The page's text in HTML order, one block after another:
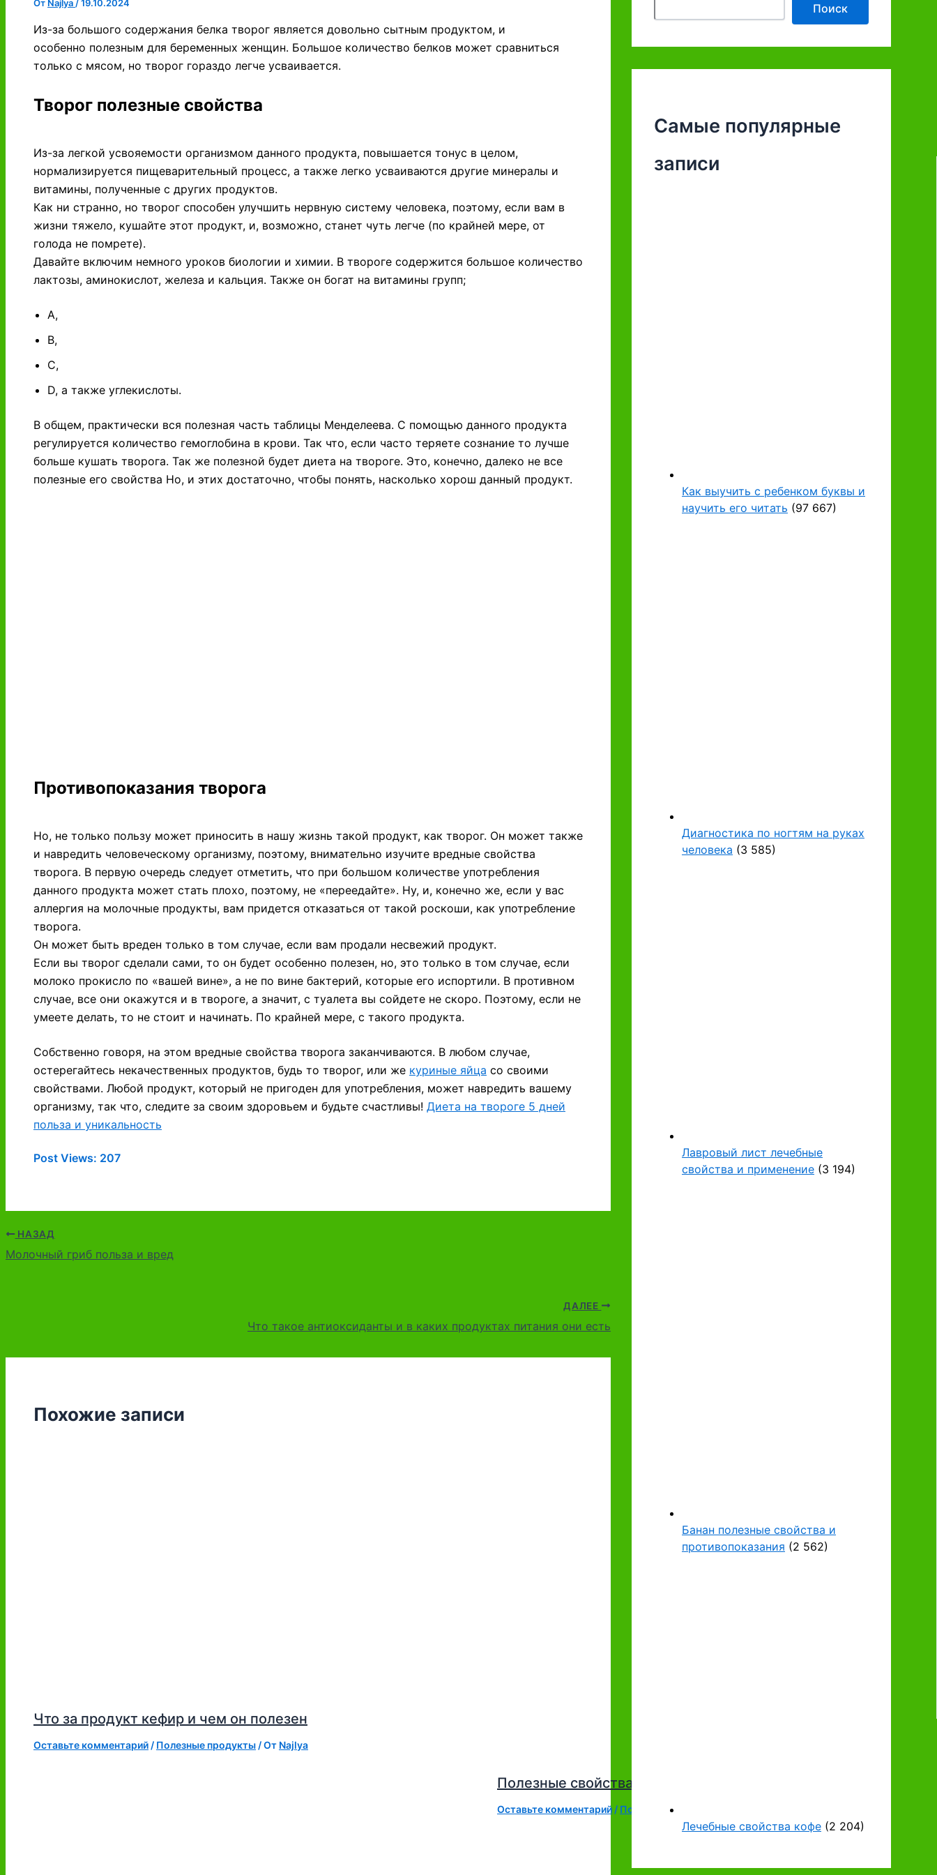
От Najlya /19.10.2024
Из-за большого содержания белка творог является довольно сытным продуктом, и
особенно полезным для беременных женщин. Большое количество белков может сравниться
только с мясом, но творог гораздо легче усваивается.
Творог полезные свойства
Из-за легкой усвояемости организмом данного продукта, повышается тонус в целом,
нормализируется пищеварительный процесс, а также легко усваиваются другие минералы и
витамины, полученные с других продуктов.
Как ни странно, но творог способен улучшить нервную систему человека, поэтому, если вам в
жизни тяжело, кушайте этот продукт, и, возможно, станет чуть легче (по крайней мере, от
голода не помрете).
Давайте включим немного уроков биологии и химии. В твороге содержится большое количество
лактозы, аминокислот, железа и кальция. Также он богат на витамины групп;
А,
В,
С,
D, а также углекислоты.
В общем, практически вся полезная часть таблицы Менделеева. С помощью данного продукта
регулируется количество гемоглобина в крови. Так что, если часто теряете сознание то лучше
больше кушать творога. Так же полезной будет диета на твороге. Это, конечно, далеко не все
полезные его свойства Но, и этих достаточно, чтобы понять, насколько хорош данный продукт.
Противопоказания творога
Но, не только пользу может приносить в нашу жизнь такой продукт, как творог. Он может также
и навредить человеческому организму, поэтому, внимательно изучите вредные свойства
творога. В первую очередь следует отметить, что при большом количестве употребления
данного продукта может стать плохо, поэтому, не «переедайте». Ну, и, конечно же, если у вас
аллергия на молочные продукты, вам придется отказаться от такой роскоши, как употребление
творога.
Он может быть вреден только в том случае, если вам продали несвежий продукт.
Если вы творог сделали сами, то он будет особенно полезен, но, это только в том случае, если
молоко прокисло по «вашей вине», а не по вине бактерий, которые его испортили. В противном
случае, все они окажутся и в твороге, а значит, с туалета вы сойдете не скоро. Поэтому, если не
умеете делать, то не стоит и начинать. По крайней мере, с такого продукта.
Собственно говоря, на этом вредные свойства творога заканчиваются. В любом случае,
остерегайтесь некачественных продуктов, будь то творог, или же куриные яйца со своими
свойствами. Любой продукт, который не пригоден для употребления, может навредить вашему
организму, так что, следите за своим здоровьем и будьте счастливы! Диета на твороге 5 дней
польза и уникальность
Post Views: 207
НАЗАД
Молочный гриб польза и вред
ДАЛЕЕ
Что такое антиоксиданты и в каких продуктах питания они есть
Похожие записи
Что за продукт кефир и чем он полезен
Оставьте комментарий / Полезные продукты / От Najlya
Полезные свойства чернослива
Оставьте комментарий / Полезные продукты
Поиск
Самые популярные
записи
Как выучить с ребенком буквы и
научить его читать (97 667)
Диагностика по ногтям на руках
человека (3 585)
Лавровый лист лечебные
свойства и применение (3 194)
Банан полезные свойства и
противопоказания (2 562)
Лечебные свойства кофе (2 204)